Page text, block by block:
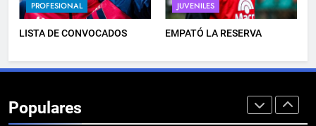
PROFESIONAL
LISTA DE CONVOCADOS
JUVENILES
EMPATÓ LA RESERVA
Populares
PROFESIONAL